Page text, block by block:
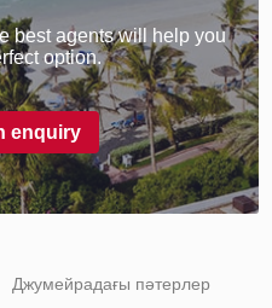
best agents will help you
option.
enquiry
Джумейрадағы пәтерлер